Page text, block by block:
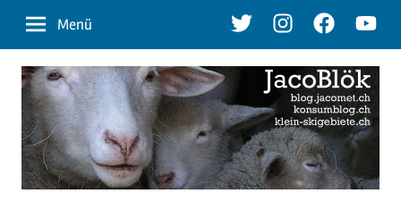
Inhalt
TwitterInstagramFacebook
Menü